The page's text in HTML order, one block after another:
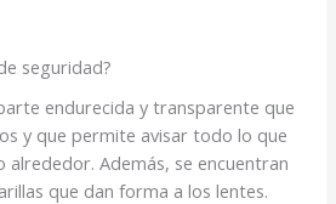
seguridad?
endurecida y transparente que
y que permite avisar todo lo que
alrededor. Además, se encuentran
que dan forma a los lentes.